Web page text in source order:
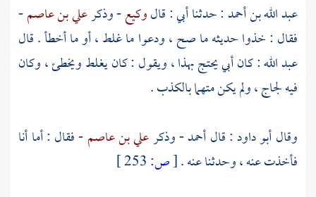
عبد الله بن أحمد: حدثنا أبي : قالوكيع- وذكرعلي بن عاصم-
فقال : خذوا حديثه ما صح ، ودعوا ما غلط ، أو ما أخطأ . قال
عبد الله: كان أبي يحتج بهذا ، ويقول : كان يغلط ويخطئ ، وكان
فيه لجاج ، ولم يكن متهما بالكذب .
وقالأبو داود: قالأحمد- وذكرعلي بن عاصم- فقال : أما أنا
فأخذت عنه ، وحدثنا عنه .[ص: